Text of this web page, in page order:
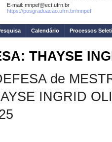
E-mail: mnpef@ect.ufrn.br
https://posgraduacao.ufrn.br/mnpef
Calendário Processos
THAYSE
de
INGRID